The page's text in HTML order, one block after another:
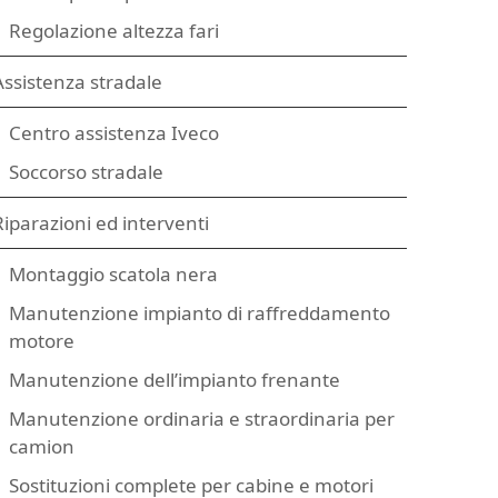
Regolazione altezza fari
stradale
Centro assistenza Iveco
Soccorso stradale
ed interventi
Montaggio scatola nera
Manutenzione impianto di raffreddamento
motore
Manutenzione dell’impianto frenante
Manutenzione ordinaria e straordinaria per
camion
Sostituzioni complete per cabine e motori